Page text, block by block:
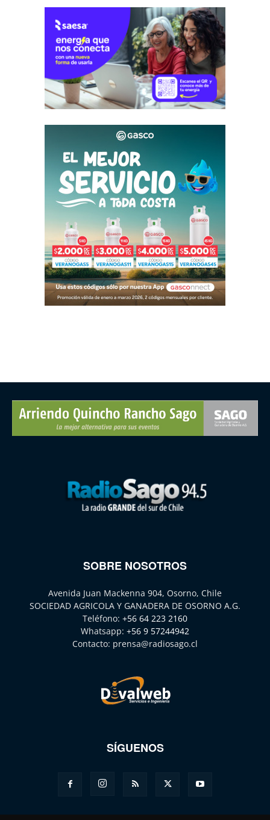
SOBRE NOSOTROS
Avenida Juan Mackenna 904, Osorno, Chile
SOCIEDAD AGRICOLA Y GANADERA DE OSORNO A.G.
Teléfono: +56 64 223 2160
Whatsapp: +56 9 57244942
Contacto: prensa@radiosago.cl
SÍGUENOS